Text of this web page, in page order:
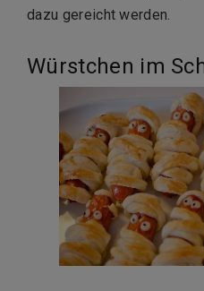
dazu gereicht werden.
Würstchen im